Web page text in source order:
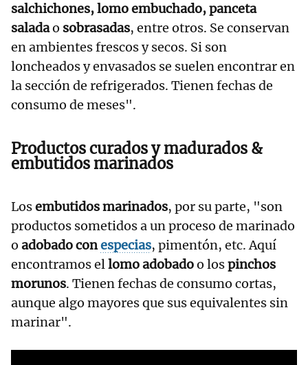
salchichones, lomo embuchado, panceta
saladao sobrasadas, entre otros. Se conservan
en ambientes frescos y secos. Si son
loncheados y envasados se suelen encontrar en
la sección de refrigerados. Tienen fechas de
consumo de meses".
Productos curados y madurados &
embutidos marinados
Losembutidos marinados, por su parte, "son
productos sometidos a un proceso de marinado
o adobado conespecias, pimentón, etc. Aquí
encontramos ellomo adobadoo lospinchos
morunos. Tienen fechas de consumo cortas,
aunque algo mayores que sus equivalentes sin
marinar".